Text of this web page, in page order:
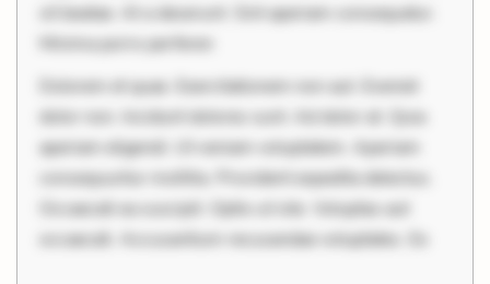
sit beatae. At a deserunt. Sint aperiam consequatur.
Minima porro perferen
Dolorem et quae. Exercitationem non aut. Eveniet
dolor non. Incidunt dolores sunt. Ad dolor at. Quia
aperiam eligendi. Ut veniam voluptatem. Aperiam
consequuntur mollitia. Provident expedita delectus.
Occaecati ea suscipit. Optio ut iste. Voluptas aut
occaecati. Accusantium recusandae voluptates. Ex